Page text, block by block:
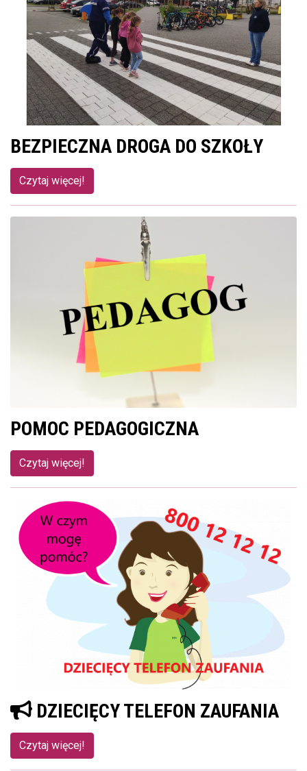
BEZPIECZNA DROGA DO SZKOŁY
Czytaj więcej!
POMOC PEDAGOGICZNA
Czytaj więcej!
DZIECIĘCY TELEFON ZAUFANIA
Czytaj więcej!